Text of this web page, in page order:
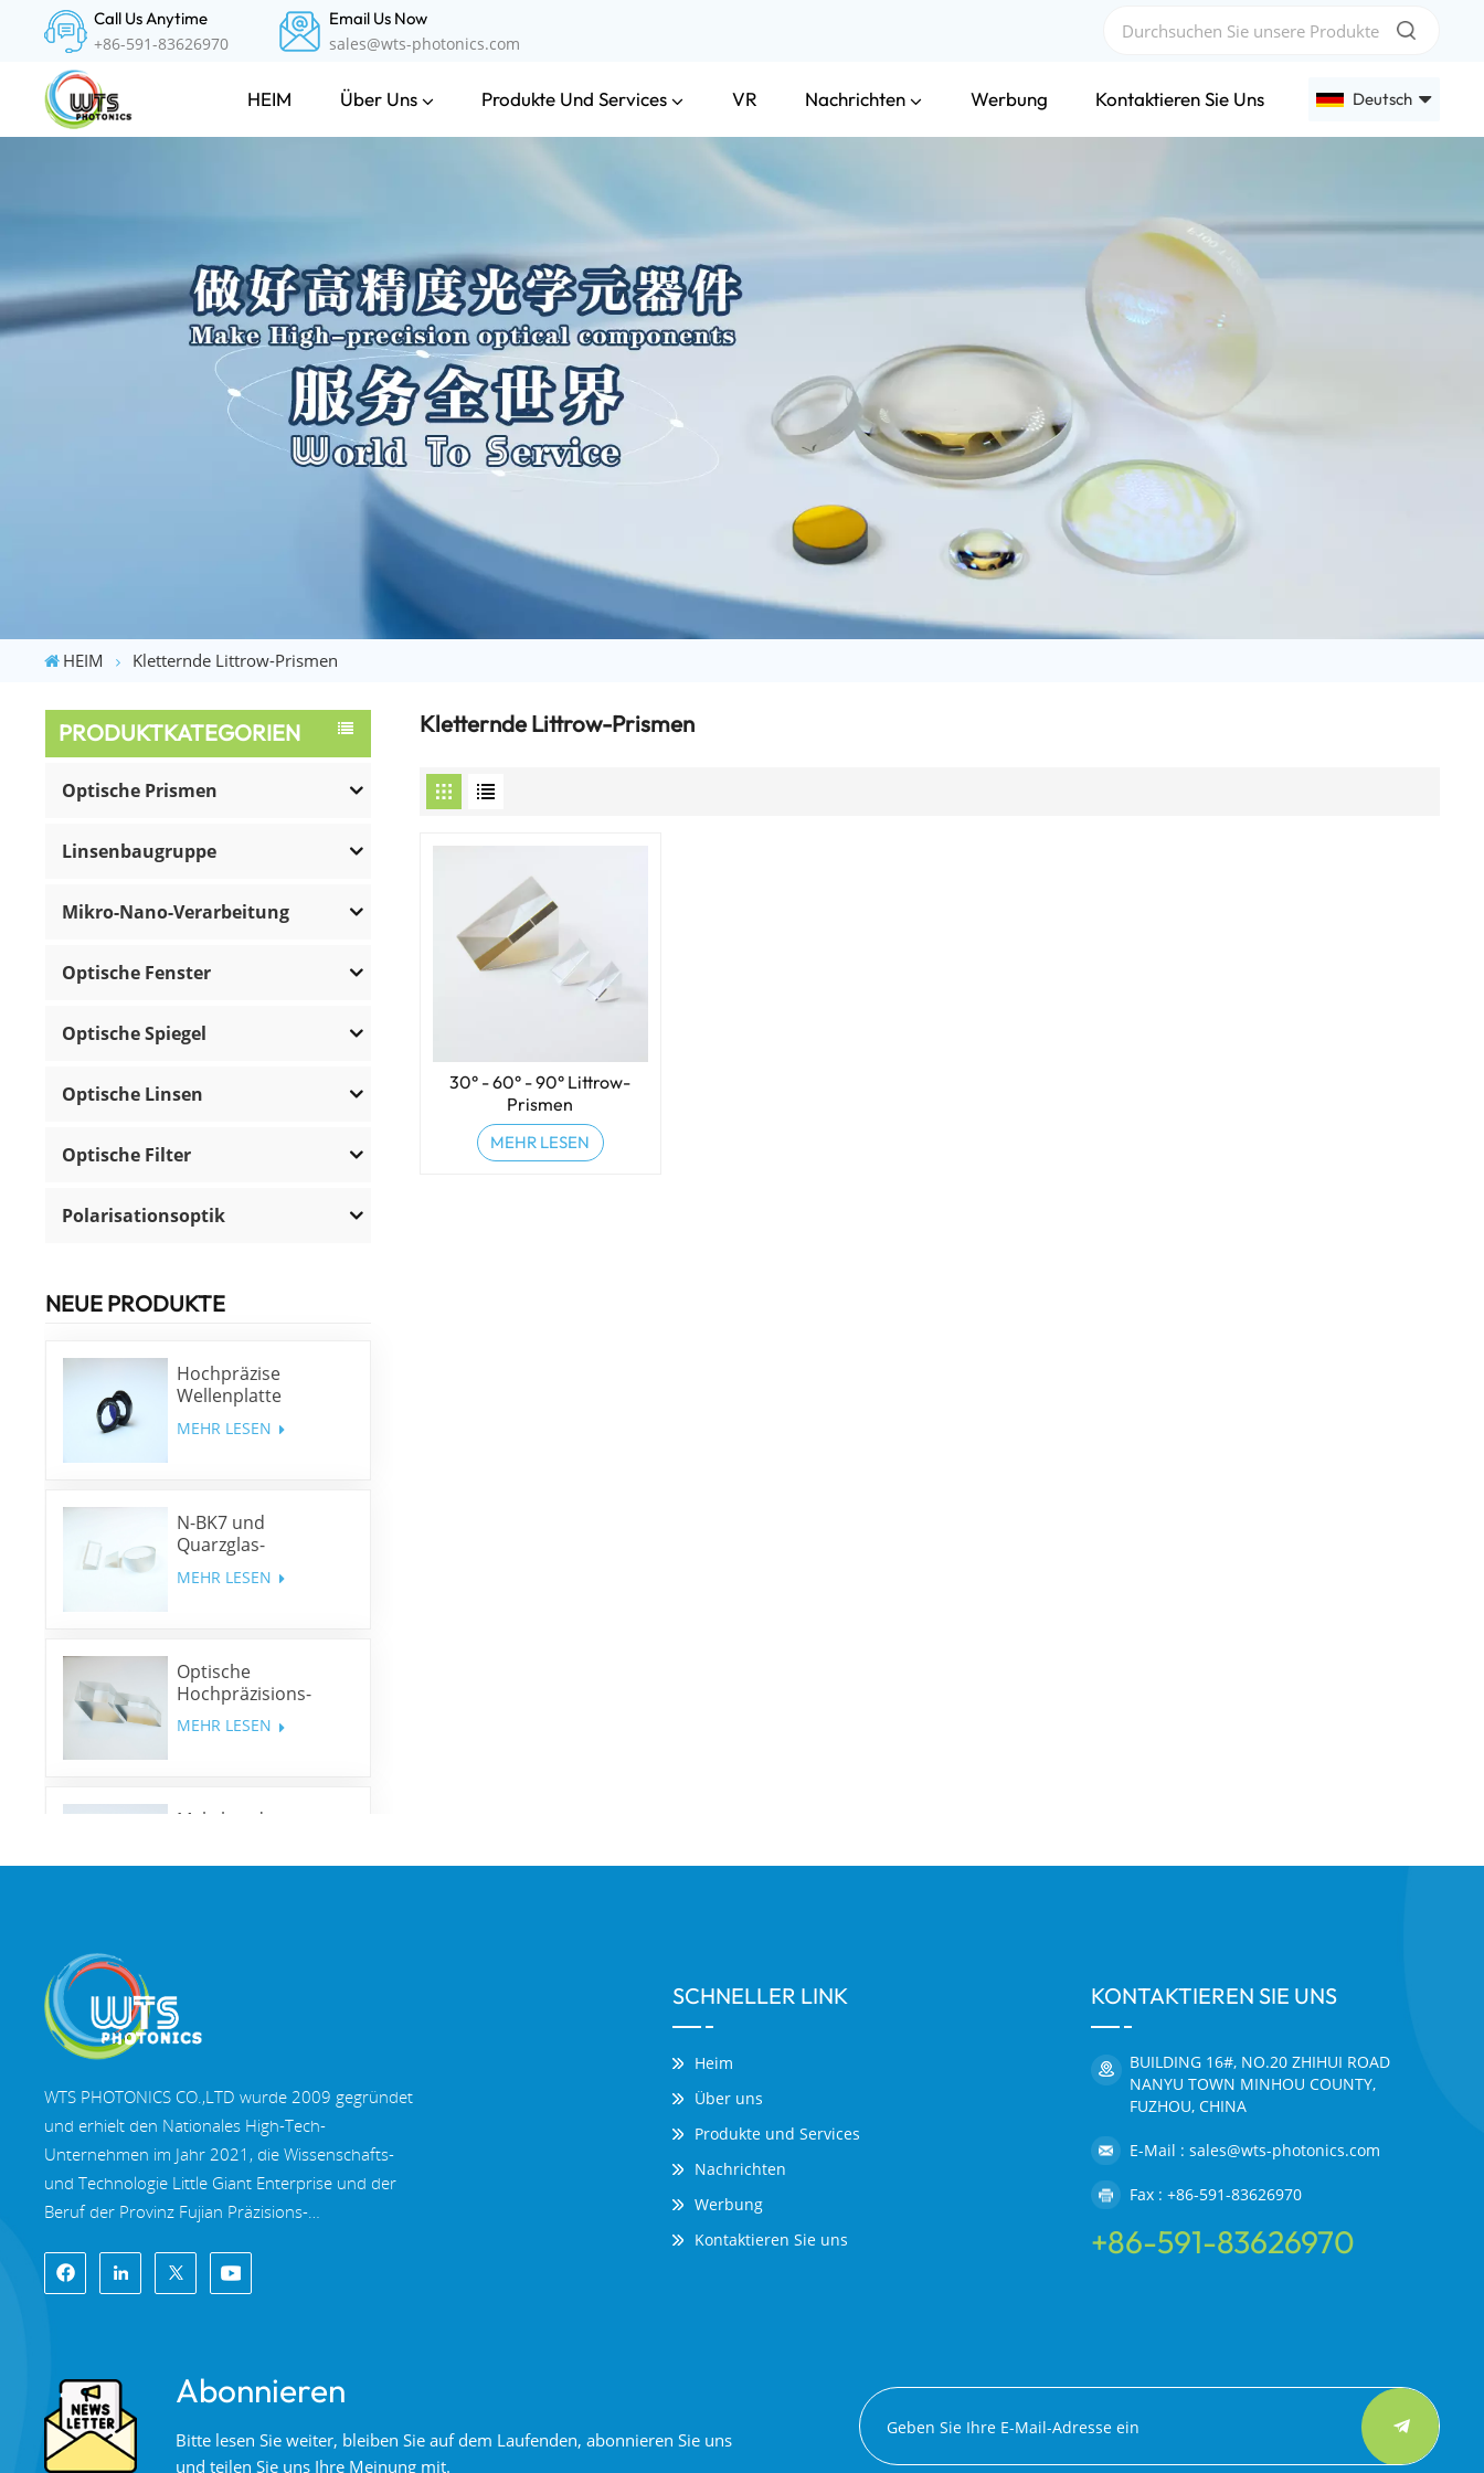
Call Us Anytime
+86-591-83626970
Email Us Now
sales@wts-photonics.com
HEIM Über Uns Produkte Und Services VR Nachrichten Werbung Kontaktieren Sie Uns Deutsch
中文
HEIM Kletternde Littrow-Prismen
PRODUKTKATEGORIEN
Optische Prismen
Linsenbaugruppe
Mikro-Nano-Verarbeitung
Optische Fenster
Optische Spiegel
Optische Linsen
Optische Filter
Polarisationsoptik
NEUE PRODUKTE
Hochpräzise
Wellenplatte
niedriger Ordnung
MEHR LESEN
N-BK7 und
Quarzglas-
Keilprismen und
Keilfenster
MEHR LESEN
Optische
Hochpräzisions-
Rhombusprismen
MEHR LESEN
Mehrband-
Kletternde Littrow-Prismen
30° - 60° - 90° Littrow-
Prismen
MEHR LESEN
WTS PHOTONICS CO.,LTD wurde 2009 gegründet
und erhielt den Nationales High-Tech-
Unternehmen im Jahr 2021, die Wissenschafts-
und Technologie Little Giant Enterprise und der
Beruf der Provinz Fujian Präzisions-
2022. WTS finden in der wunderschöne
Küstenstadt im Südosten Chinas, Fuzhou, eine
Fabrikhallen, eine Gruppe qualifiziertem
technischen Personal und einem kompletten
optischen Verarbeitungssystem,
SCHNELLER LINK
Heim
Über uns
Produkte und Services
Nachrichten
Werbung
Kontaktieren Sie uns
KONTAKTIEREN SIE UNS
BUILDING 16#, NO.20 ZHIHUI ROAD
NANYU TOWN MINHOU COUNTY,
FUZHOU, CHINA
E-Mail : sales@wts-photonics.com
Fax : +86-591-83626970
+86-591-83626970
Abonnieren
Bitte lesen Sie weiter, bleiben Sie auf dem Laufenden, abonnieren Sie uns
und teilen Sie uns Ihre Meinung mit.